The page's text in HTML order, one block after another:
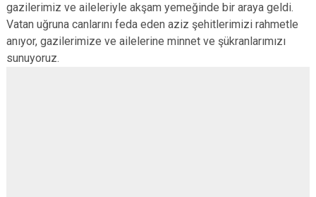
gazilerimiz ve aileleriyle akşam yemeğinde bir araya geldi.
Vatan uğruna canlarını feda eden aziz şehitlerimizi rahmetle
anıyor, gazilerimize ve ailelerine minnet ve şükranlarımızı
sunuyoruz.